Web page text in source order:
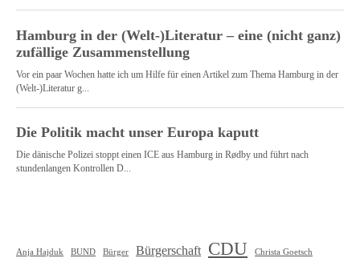
Anja Hajduk BUND Bürger Bürgerschaft CDU Christa Goetsch